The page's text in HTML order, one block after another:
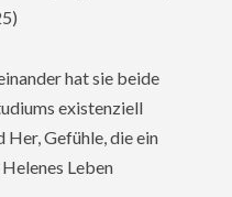
hat sie beide
existenziell
Her, Gefühle, die ein
Leben